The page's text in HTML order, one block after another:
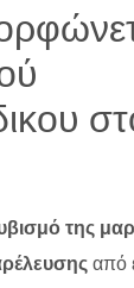
της
από